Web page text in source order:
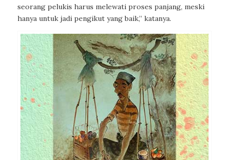
seorang pelukis harus melewati proses panjang, meski
hanya untuk jadi pengikut yang baik,” katanya.